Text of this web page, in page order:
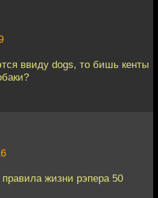
ввиду dogs, то бишь кенты
жизни рэпера 50